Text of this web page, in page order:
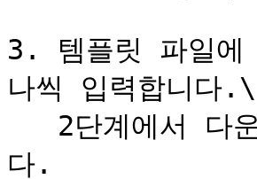
3. 템플릿 파일에
나씩 입력합니다.\
다.